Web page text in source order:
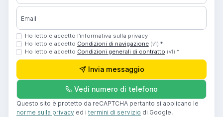
Email
Ho letto e accetto l’informativa sulla privacy
Ho letto e accetto Condizioni di navigazione (v1) *
Ho letto e accetto Condizioni generali di contratto (v1) *
Invia messaggio
Vedi numero di telefono
Questo sito è protetto da reCAPTCHA pertanto si applicano le
norme sulla privacy ed i termini di servizio di Google.